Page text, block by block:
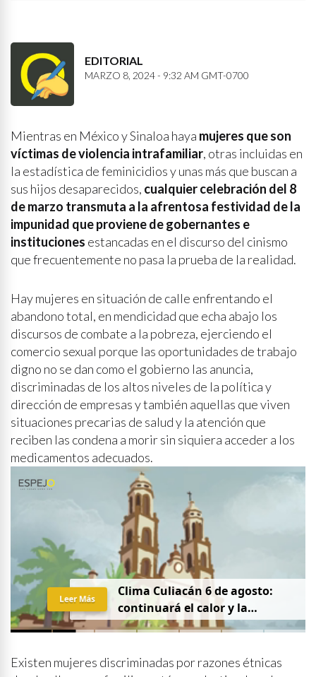
EDITORIAL
MARZO 8, 2024 - 9:32 AM GMT-0700
Mientras en México y Sinaloa haya mujeres que son
víctimas de violencia intrafamiliar, otras incluidas en
la estadística de feminicidios y unas más que buscan a
sus hijos desaparecidos, cualquier celebración del 8
de marzo transmuta a la afrentosa festividad de la
impunidad que proviene de gobernantes e
instituciones estancadas en el discurso del cinismo
que frecuentemente no pasa la prueba de la realidad.
Hay mujeres en situación de calle enfrentando el
abandono total, en mendicidad que echa abajo los
discursos de combate a la pobreza, ejerciendo el
comercio sexual porque las oportunidades de trabajo
digno no se dan como el gobierno las anuncia,
discriminadas de los altos niveles de la política y
dirección de empresas y también aquellas que viven
situaciones precarias de salud y la atención que
reciben las condena a morir sin siquiera acceder a los
medicamentos adecuados.
Clima Culiacán 6 de agosto:
continuará el calor y la
probabilidad de lluvia
Leer Más
Existen mujeres discriminadas por razones étnicas